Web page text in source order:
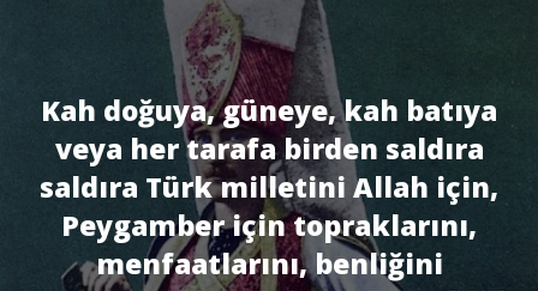
Kah doğuya, güneye, kah batıya
veya her tarafa birden saldıra
saldıra Türk milletini Allah için,
Peygamber için topraklarını,
menfaatlarını, benliğini